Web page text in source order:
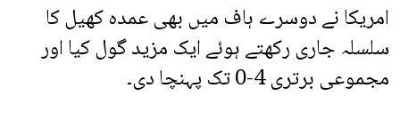
امریکا نے دوسرے ہاف میں بھی عمدہ کھیل کا
سلسلہ جاری رکھتے ہوئے ایک مزید گول کیا اور
مجموعی برتری 4-0 تک پہنچا دی۔